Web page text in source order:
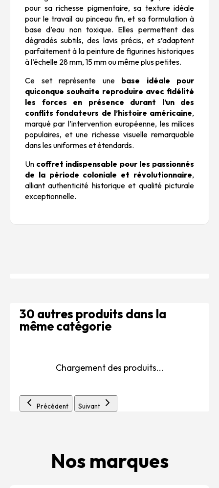
pour sa richesse pigmentaire, sa texture idéale
pour le travail au pinceau fin, et sa formulation à
base d’eau non toxique. Elles permettent des
dégradés subtils, des lavis précis, et s’adaptent
parfaitement à la peinture de figurines historiques
à l’échelle 28 mm, 15 mm ou même plus petites.
Ce set représente une base idéale pour
quiconque souhaite reproduire avec fidélité
les forces en présence durant l’un des
conflits fondateurs de l’histoire américaine,
marqué par l’intervention européenne, les milices
populaires, et une richesse visuelle remarquable
dans les uniformes et étendards.
Un coffret indispensable pour les passionnés
de la période coloniale et révolutionnaire,
alliant authenticité historique et qualité picturale
exceptionnelle.
30 autres produits dans la
même catégorie
Chargement des produits...
Précédent Suivant
Nos marques